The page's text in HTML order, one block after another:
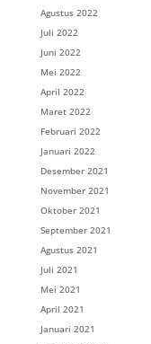
Agustus 2022
Juli 2022
Juni 2022
Mei 2022
April 2022
Maret 2022
Februari 2022
Januari 2022
Desember 2021
November 2021
Oktober 2021
September 2021
Agustus 2021
Juli 2021
Mei 2021
April 2021
Januari 2021